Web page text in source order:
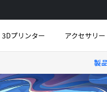
3Dプリンター アクセサリー
製